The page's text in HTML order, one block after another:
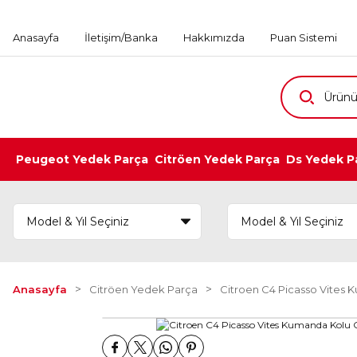
Anasayfa İletişim/Banka Hakkımızda Puan Sistemi
Peugeot Yedek Parça Citröen Yedek Parça Ds Yedek
Anasayfa Citröen Yedek Parça Citroen C4 Picasso Vites